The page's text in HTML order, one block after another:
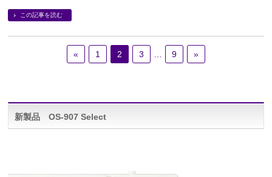
この記事を読む
« 1 2 3 9 »
新製品 OS-907 Select